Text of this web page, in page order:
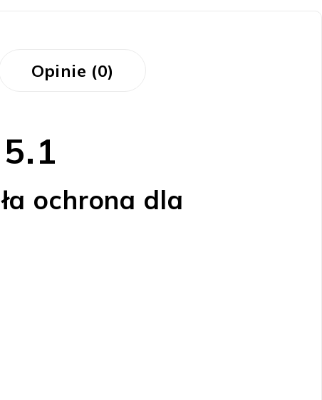
Opinie (0)
ochrona dla